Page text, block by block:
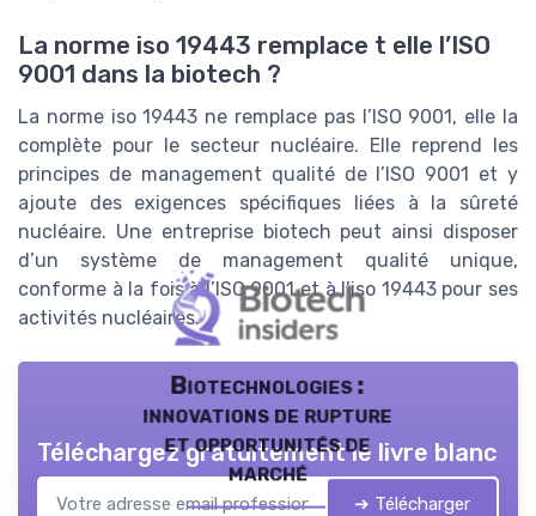
La norme iso 19443 remplace t elle l’ISO
9001 dans la biotech ?
La norme iso 19443 ne remplace pas l’ISO 9001, elle la
complète pour le secteur nucléaire. Elle reprend les
principes de management qualité de l’ISO 9001 et y
ajoute des exigences spécifiques liées à la sûreté
nucléaire. Une entreprise biotech peut ainsi disposer
d’un système de management qualité unique,
conforme à la fois à l’ISO 9001 et à l’iso 19443 pour ses
activités nucléaires.
Biotechnologies :
innovations de rupture
et opportunités de
marché
Téléchargez gratuitement le livre blanc
➔ Télécharger